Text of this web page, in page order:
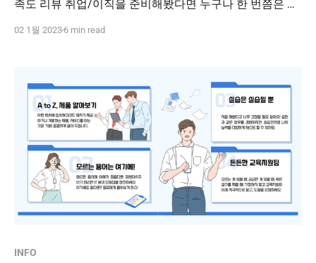
족도 리뷰 취업/이직을 준비해봤다면 누구나 한 번쯤은 잡
리뷰나 평점만으로 모든 것을 결정하는 것은 아니지만, 너
준하게 유지하고 있습니다. ★★★★ 사바사,
02 1월 2023 6 min read
INFO